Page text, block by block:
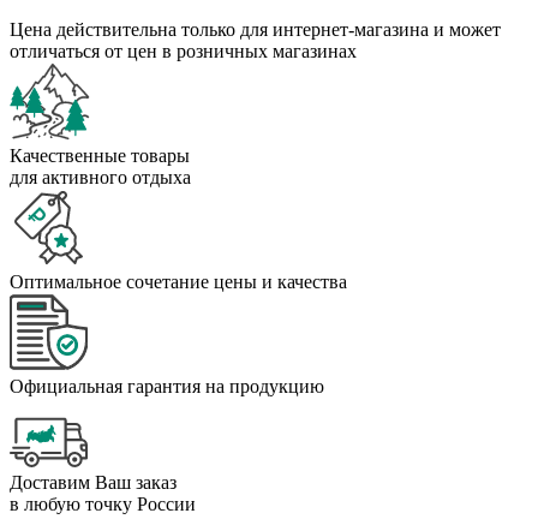
Цена действительна только для интернет-магазина и может
отличаться от цен в розничных магазинах
Качественные товары
для активного отдыха
Оптимальное сочетание цены и качества
Официальная гарантия на продукцию
Доставим Ваш заказ
в любую точку России